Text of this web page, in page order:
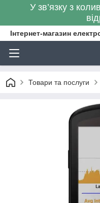
У зв’язку з
Інтернет-магазин
Товари та послуги